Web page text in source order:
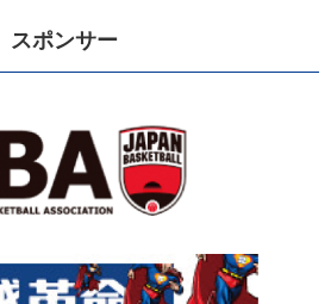
スポンサー